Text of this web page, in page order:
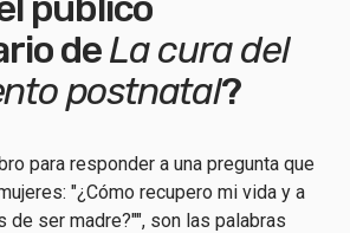
deLa cura del
postnatal?
para responder a una pregunta que
"¿Cómo recupero mi vida y a
de ser madre?"", son las palabras